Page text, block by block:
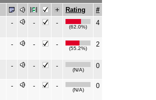
Rating
#
- - -
(62.0%)
4
- - -
(55.2%)
2
- - -
(N/A)
0
- - -
(N/A)
0